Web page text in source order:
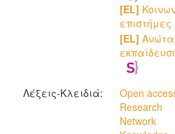
[EL]
επιστήμες
[EL]
Λέξεις-Κλειδιά:
Open
Research
Network